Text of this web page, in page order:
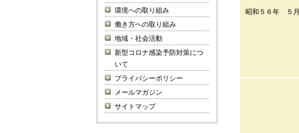
環境への取り組み
働き方への取り組み
地域・社会活動
新型コロナ感染予防対策につ
いて
プライバシーポリシー
メールマガジン
サイトマップ
昭和５６年 ５月